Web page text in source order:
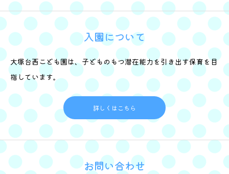
入園について
大塚台西こども園は、子どものもつ潜在能力を引き出す保育を目
指しています。
詳しくはこちら
お問い合わせ